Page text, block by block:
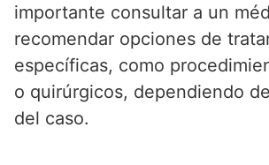
importante consultar a un
recomendar opciones de
específicas, como
o quirúrgicos, dependiendo
del caso.